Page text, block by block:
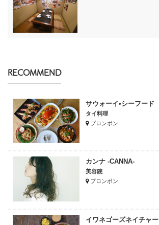
RECOMMEND
サウォーイ•シーフード
タイ料理
プロンポン
カンナ -CANNA-
美容院
プロンポン
イワネゴーズネイチャー